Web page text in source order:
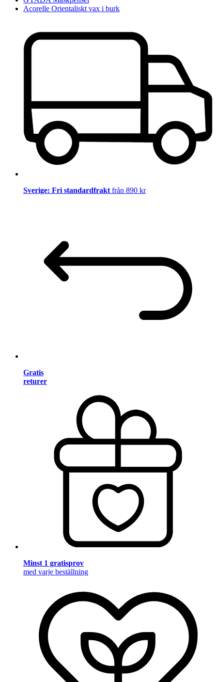
Acorelle Orientaliskt vax i burk
Sverige: Fri standardfrakt från 890 kr
Gratis
returer
Minst 1 gratisprov
med varje beställning